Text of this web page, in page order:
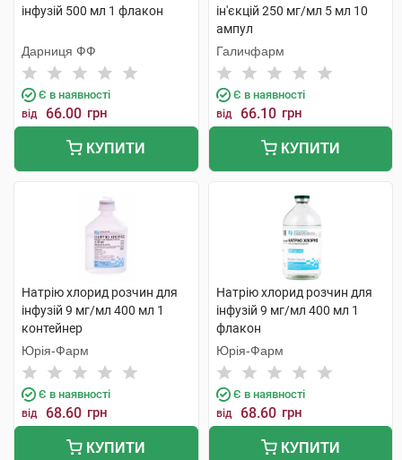
інфузій 500 мл 1 флакон
Дарниця ФФ
Є в наявності
від 66.00 грн
КУПИТИ
ін'єкцій 250 мг/мл 5 мл 10
ампул
Галичфарм
Є в наявності
від 66.10 грн
КУПИТИ
Натрію хлорид розчин для
інфузій 9 мг/мл 400 мл 1
контейнер
Юрія-Фарм
Є в наявності
від 68.60 грн
КУПИТИ
Натрію хлорид розчин для
інфузій 9 мг/мл 400 мл 1
флакон
Юрія-Фарм
Є в наявності
від 68.60 грн
КУПИТИ